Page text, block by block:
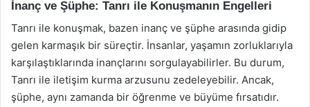
İnanç ve Şüphe: Tanrı ile Konuşmanın Engelleri
Tanrı ile konuşmak, bazen inanç ve şüphe arasında gidip
gelen karmaşık bir süreçtir. İnsanlar, yaşamın zorluklarıyla
karşılaştıklarında inançlarını sorgulayabilirler. Bu durum,
Tanrı ile iletişim kurma arzusunu zedeleyebilir. Ancak,
şüphe, aynı zamanda bir öğrenme ve büyüme fırsatıdır.